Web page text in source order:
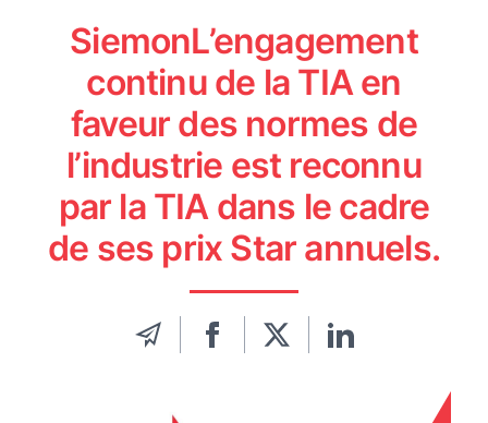
SiemonL’engagement
continu de la TIA en
faveur des normes de
l’industrie est reconnu
par la TIA dans le cadre
de ses prix Star annuels.